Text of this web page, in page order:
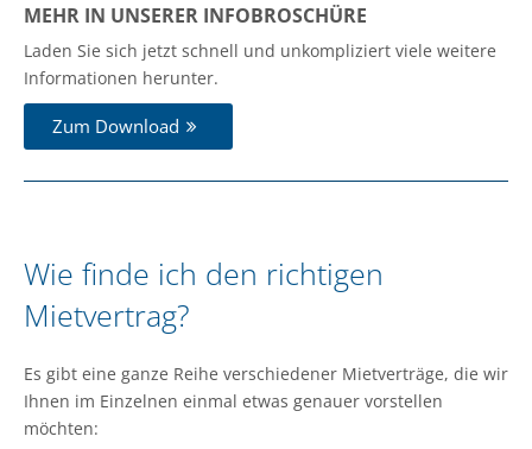
MEHR IN UNSERER INFOBROSCHÜRE
Laden Sie sich jetzt schnell und unkompliziert viele weitere
Informationen herunter.
Zum Download
Wie finde ich den richtigen
Mietvertrag?
Es gibt eine ganze Reihe verschiedener Mietverträge, die wir
Ihnen im Einzelnen einmal etwas genauer vorstellen
möchten: